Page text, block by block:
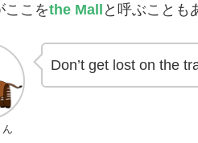
ここをthe Mall と呼ぶことも
ん
Don’t get lost on the